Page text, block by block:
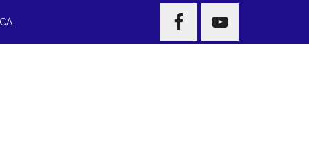
NAV
WIDGET